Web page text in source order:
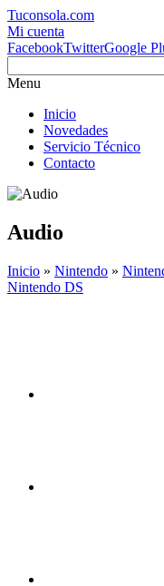
Tuconsola.com
Mi cuenta
FacebookTwitterGoogle
Menu
Inicio
Novedades
Servicio Técnico
Contacto
Audio
Inicio » Nintendo »
Nintendo DS